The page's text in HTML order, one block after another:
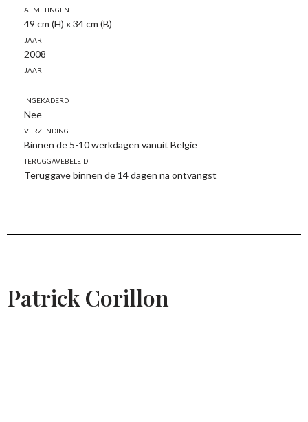
Afmetingen
49 cm (H) x 34 cm (B)
Jaar
2008
Jaar
Ingekaderd
Nee
Verzending
Binnen de 5-10 werkdagen vanuit België
Teruggavebeleid
Teruggave binnen de 14 dagen na ontvangst
Patrick Corillon